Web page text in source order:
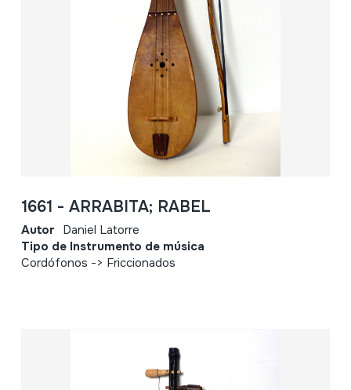
1661 - ARRABITA; RABEL
Autor Daniel Latorre
Tipo de Instrumento de música
Cordófonos -> Friccionados